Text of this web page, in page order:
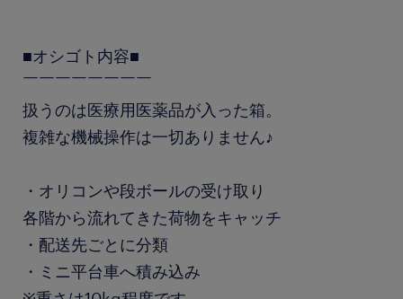
■オシゴト内容■
￣￣￣￣￣￣￣￣
扱うのは医療用医薬品が入った箱。
複雑な機械操作は一切ありません♪
・オリコンや段ボールの受け取り
各階から流れてきた荷物をキャッチ
・配送先ごとに分類
・ミニ平台車へ積み込み